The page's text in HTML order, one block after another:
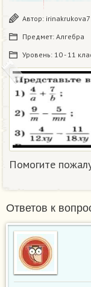
Автор:
Предмет: Алгебра
Уровень: 10 - 11
Помогите
Ответов к